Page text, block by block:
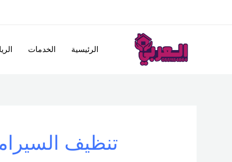
الرئيسية الخدمات
تنظيف